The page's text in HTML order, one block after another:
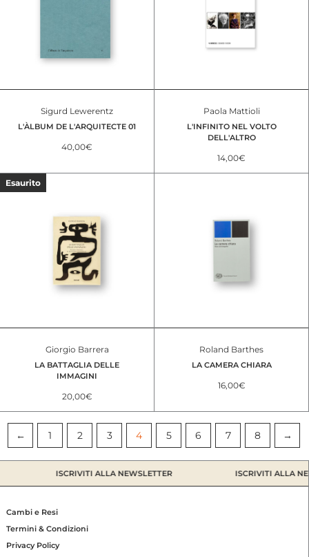
Sigurd Lewerentz
L'ÀLBUM DE L'ARQUITECTE 01
40,00€
Paola Mattioli
L'INFINITO NEL VOLTO
DELL'ALTRO
14,00€
Esaurito
Giorgio Barrera
LA BATTAGLIA DELLE
IMMAGINI
20,00€
Roland Barthes
LA CAMERA CHIARA
16,00€
← 1 2 3 4 5 6 7 8 →
ISCRIVITI ALLA NEWSLETTER ISCRIVITI ALLA
Cambi e Resi
Termini & Condizioni
Privacy Policy